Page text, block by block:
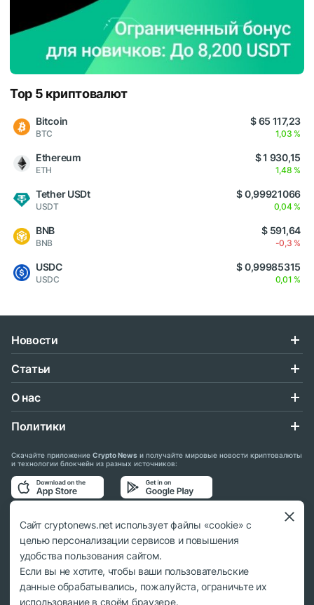
Top 5 криптовалют
Bitcoin
BTC
$ 65 117,23
1,03 %
Ethereum
ETH
$ 1 930,15
1,48 %
Tether USDt
USDT
$ 0,99921066
0,04 %
BNB
BNB
$ 591,64
-0,3 %
USDC
USDC
$ 0,99985315
0,01 %
Новости
Статьи
О нас
Политики
Скачайте приложение Crypto News и получайте мировые новости криптовалюты
и технологии блокчейн из разных источников:
Подписывайтесь на нас в социальных сетях:
© 2018 - 2026 Crypto News. При использовании материалов ссылка на
Сайт cryptonews.net использует файлы «cookie» с
целью персонализации сервисов и повышения
удобства пользования сайтом.
Если вы не хотите, чтобы ваши пользовательские
данные обрабатывались, пожалуйста, ограничьте их
использование в своём браузере.